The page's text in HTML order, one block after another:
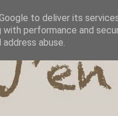
to deliver its
with performance and
abuse.